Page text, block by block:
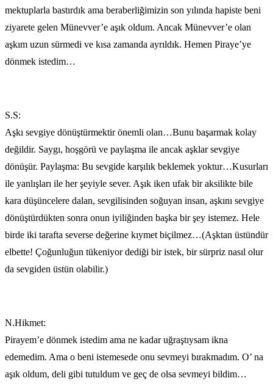
mektuplarla bastırdık ama beraberliğimizin son yılında hapiste beni
ziyarete gelen Münevver’e aşık oldum. Ancak Münevver’e olan
aşkım uzun sürmedi ve kısa zamanda ayrıldık. Hemen Piraye’ye
dönmek istedim…
S.S:
Aşkı sevgiye dönüştürmektir önemli olan…Bunu başarmak kolay
değildir. Saygı, hoşgörü ve paylaşma ile ancak aşklar sevgiye
dönüşür. Paylaşma: Bu sevgide karşılık beklemek yoktur…Kusurları
ile yanlışları ile her şeyiyle sever. Aşık iken ufak bir aksilikte bile
kara düşüncelere dalan, sevgilisinden soğuyan insan, aşkını sevgiye
dönüştürdükten sonra onun iyiliğinden başka bir şey istemez. Hele
birde iki tarafta severse değerine kıymet biçilmez…(Aşktan üstündür
elbette! Çoğunluğun tükeniyor dediği bir istek, bir sürpriz nasıl olur
da sevgiden üstün olabilir.)
N.Hikmet:
Pirayem’e dönmek istedim ama ne kadar uğraştıysam ikna
edemedim. Ama o beni istemesede onu sevmeyi bırakmadım. O’ na
aşık oldum, deli gibi tutuldum ve geç de olsa sevmeyi bildim…